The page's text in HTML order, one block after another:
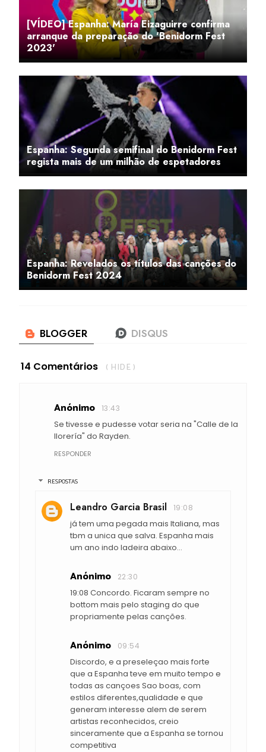
[VÍDEO] Espanha: María Eizaguirre confirma
arranque da preparação do 'Benidorm Fest
2023'
Espanha: Segunda semifinal do Benidorm Fest
regista mais de um milhão de espetadores
Espanha: Revelados os títulos das canções do
Benidorm Fest 2024
14 Comentários ( HIDE )
Anónimo 13:43
Se tivesse e pudesse votar seria na "Calle de la
llorería" do Rayden.
RESPONDER
RESPOSTAS
Leandro Garcia Brasil 19:08
já tem uma pegada mais Italiana, mas
tbm a unica que salva. Espanha mais
um ano indo ladeira abaixo...
Anónimo 22:30
19:08 Concordo. Ficaram sempre no
bottom mais pelo staging do que
propriamente pelas canções.
Anónimo 09:54
Discordo, e a preseleçao mais forte
que a Espanha teve em muito tempo e
todas as cançoes Sao boas, com
estilos diferentes,qualidade e que
generam interesse alem de serem
artistas reconhecidos, creio
sinceramente que a Espanha se tornou
competitiva